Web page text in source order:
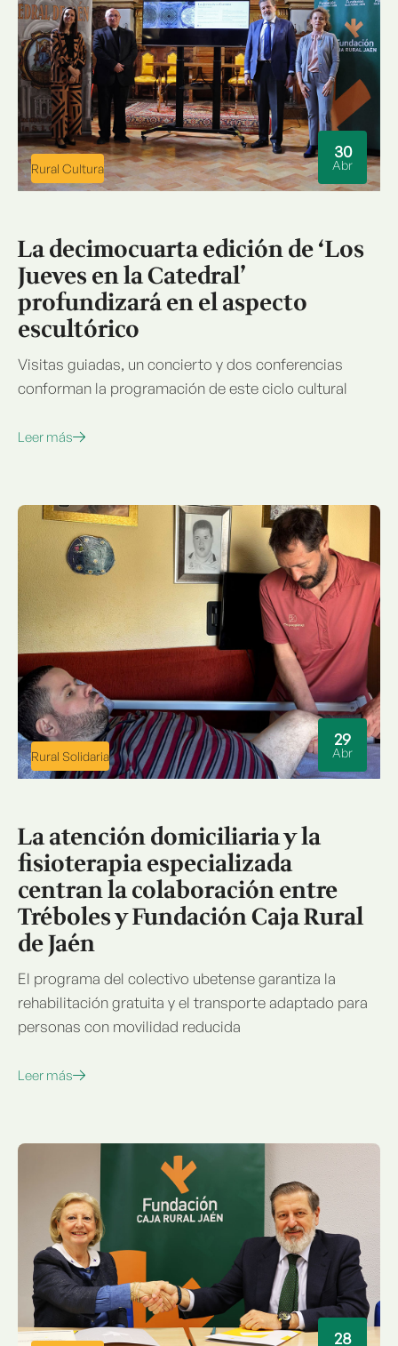
Rural Cultura
30
Abr
La decimocuarta edición de ‘Los
Jueves en la Catedral’
profundizará en el aspecto
escultórico
Visitas guiadas, un concierto y dos conferencias
conforman la programación de este ciclo cultural
Leer más
Rural Solidaria
29
Abr
La atención domiciliaria y la
fisioterapia especializada
centran la colaboración entre
Tréboles y Fundación Caja Rural
de Jaén
El programa del colectivo ubetense garantiza la
rehabilitación gratuita y el transporte adaptado para
personas con movilidad reducida
Leer más
28